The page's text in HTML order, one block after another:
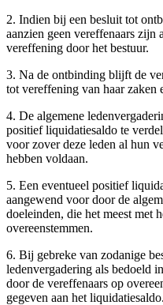
2. Indien bij een besluit tot
aanzien geen vereffenaars zijn
vereffening door het bestuur.
3. Na de ontbinding blijft de
tot vereffening van haar zaken
4. De algemene
positief liquidatiesaldo te
voor zover deze leden al hun
hebben voldaan.
5. Een eventueel positief
aangewend voor door de
doeleinden, die het meest met
overeenstemmen.
6. Bij gebreke van zodanige
ledenvergadering als bedoeld
door de vereffenaars op
gegeven aan het liquidatiesaldo.